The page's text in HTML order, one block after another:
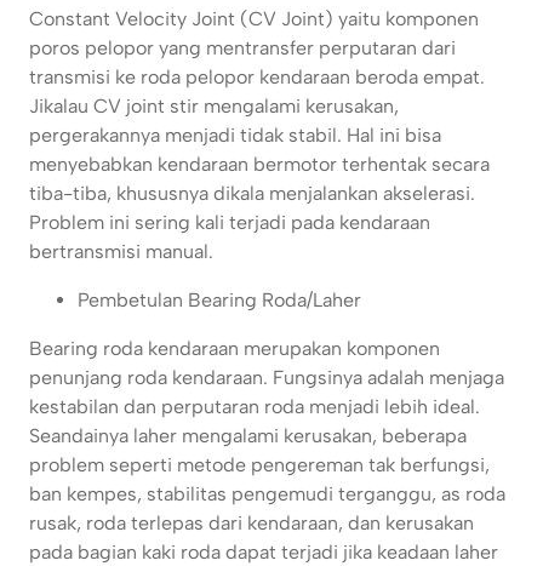
Constant Velocity Joint (CV Joint) yaitu komponen
poros pelopor yang mentransfer perputaran dari
transmisi ke roda pelopor kendaraan beroda empat.
Jikalau CV joint stir mengalami kerusakan,
pergerakannya menjadi tidak stabil. Hal ini bisa
menyebabkan kendaraan bermotor terhentak secara
tiba-tiba, khususnya dikala menjalankan akselerasi.
Problem ini sering kali terjadi pada kendaraan
bertransmisi manual.
Pembetulan Bearing Roda/Laher
Bearing roda kendaraan merupakan komponen
penunjang roda kendaraan. Fungsinya adalah menjaga
kestabilan dan perputaran roda menjadi lebih ideal.
Seandainya laher mengalami kerusakan, beberapa
problem seperti metode pengereman tak berfungsi,
ban kempes, stabilitas pengemudi terganggu, as roda
rusak, roda terlepas dari kendaraan, dan kerusakan
pada bagian kaki roda dapat terjadi jika keadaan laher